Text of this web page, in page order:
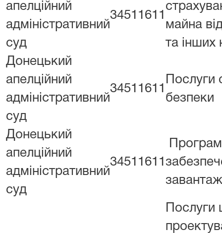
апелційний
адміністративний
суд
34511611
майна
та інших
Донецький
апелційний
адміністративний
суд
34511611
Послуги
безпеки
Донецький
апелційний
адміністративний
суд
34511611